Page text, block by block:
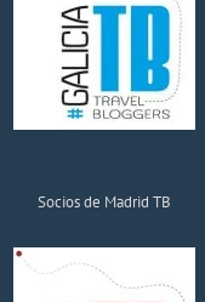
Socios de Madrid TB